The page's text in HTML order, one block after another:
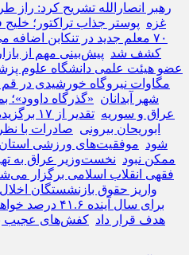
رهبر انصارالله تشریح کرد:
غزه پوستر جذاب تراکتور؛
۷۰ معلم جدید در تنکابن اضافه می‌شوند
کشف شد پیش‌بینی مهم از
عضو هیئت‌ علمی دانشگاه علوم
مگاوات نیروگاه خورشیدی در
شهر آبدانان «گذرگاه
عراق و سوریه
تقدیر
ابوریحان بیرونی صادرات با
شود موفقیت‌های ورزشی استان
ممکن نبود نخست‌وزیر عراق به
فقهی انقلاب اسلامی برگزار
واریز حقوق بازنشستگان
برای سال آینده ۴۱.۶ درصد خواهد بود
هدف قرار داد